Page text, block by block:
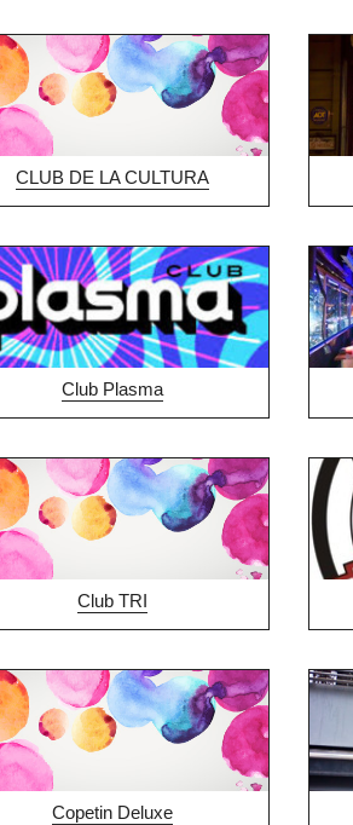
CLUB DE LA CULTURA
Club Plasma
Club TRI
Copetin Deluxe